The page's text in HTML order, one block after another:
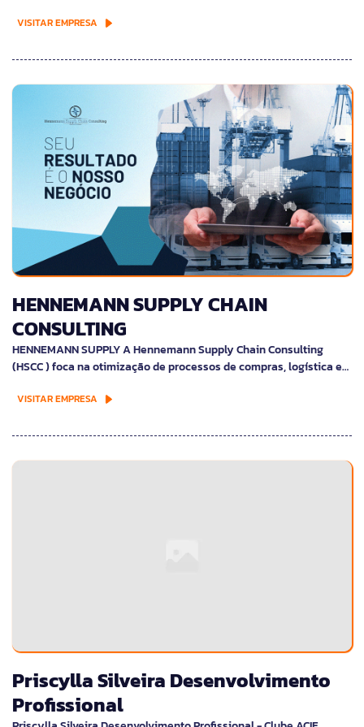
VISITAR EMPRESA
HENNEMANN SUPPLY CHAIN
CONSULTING
HENNEMANN SUPPLY A Hennemann Supply Chain Consulting
(HSCC ) foca na otimização de processos de compras, logística e…
VISITAR EMPRESA
Priscylla Silveira Desenvolvimento
Profissional